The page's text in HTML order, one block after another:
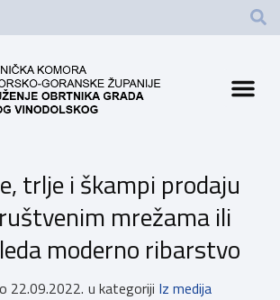
trlje i škampi prodaju
mrežama ili
moderno ribarstvo
22.09.2022. u kategoriji Iz medija